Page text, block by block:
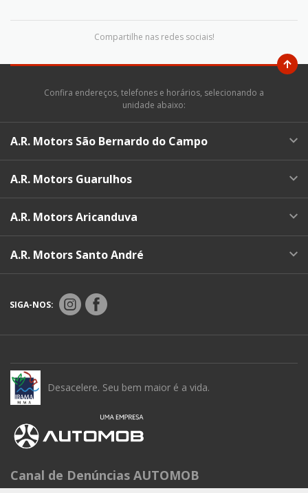
Compartilhe nas redes sociais!
Confira endereços, telefones e horários, selecionando a
unidade abaixo:
A.R. Motors São Bernardo do Campo
A.R. Motors Guarulhos
A.R. Motors Aricanduva
A.R. Motors Santo André
SIGA-NOS:
Desacelere. Seu bem maior é a vida.
Canal de Denúncias AUTOMOB